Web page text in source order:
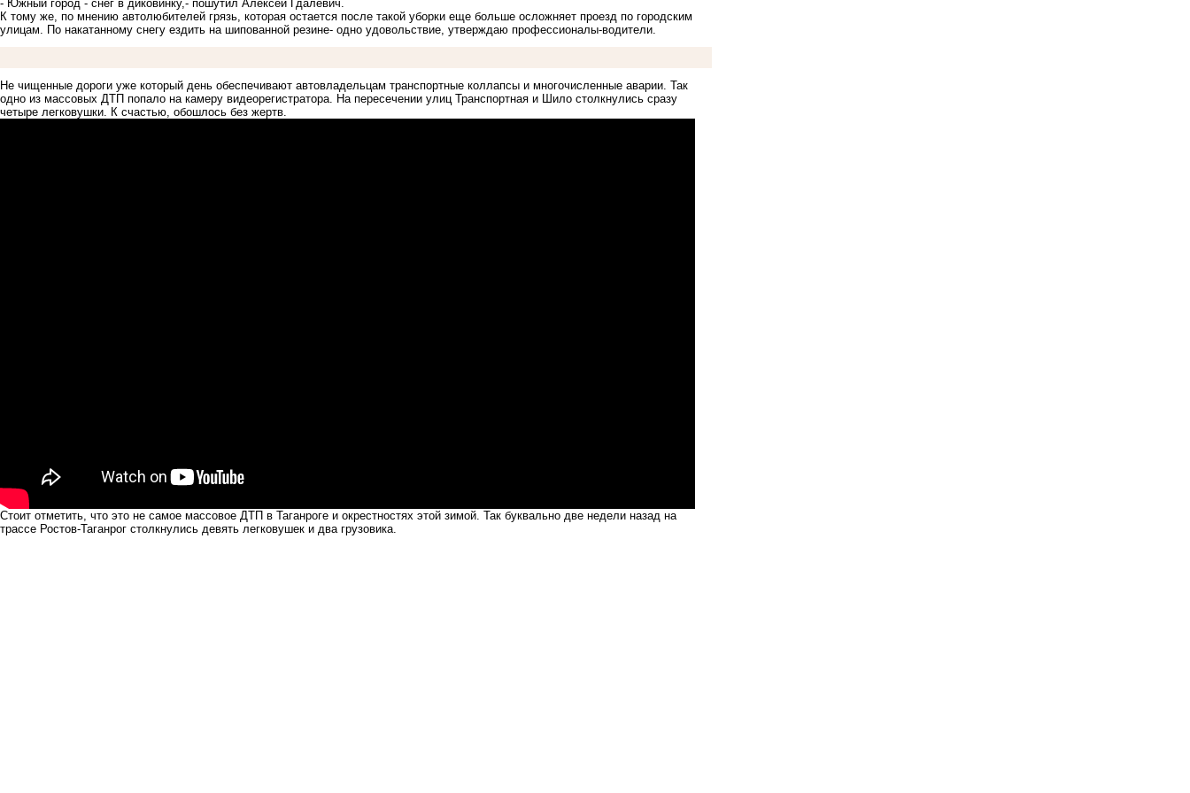
- Южный город - снег в диковинку,- пошутил Алексей Гдалевич.
К тому же, по мнению автолюбителей грязь, которая остается после такой уборки еще больше осложняет проезд по городским
улицам. По накатанному снегу ездить на шипованной резине- одно удовольствие, утверждаю профессионалы-водители.
Не чищенные дороги уже который день обеспечивают автовладельцам транспортные коллапсы и многочисленные аварии. Так
одно из массовых ДТП попало на камеру видеорегистратора. На пересечении улиц Транспортная и Шило столкнулись сразу
четыре легковушки. К счастью, обошлось без жертв.
Стоит отметить, что это не самое массовое ДТП в Таганроге и окрестностях этой зимой. Так буквально две недели назад на
трассе Ростов-Таганрог столкнулись девять легковушек и два грузовика.